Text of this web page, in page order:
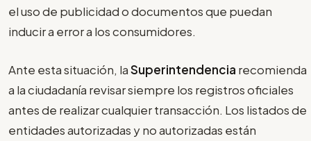
el uso de publicidad o documentos que puedan
inducir a error a los consumidores.
Ante esta situación, laSuperintendencia recomienda
a la ciudadanía revisar siempre los registros oficiales
antes de realizar cualquier transacción. Los listados de
entidades autorizadas y no autorizadas están